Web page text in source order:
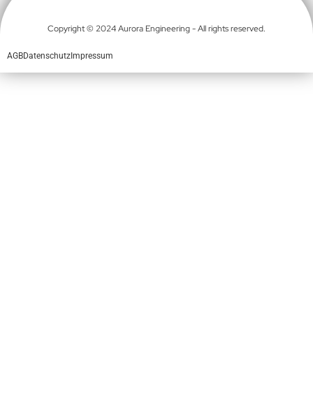
Copyright © 2024 Aurora Engineering - All rights reserved.
AGBDatenschutz Impressum